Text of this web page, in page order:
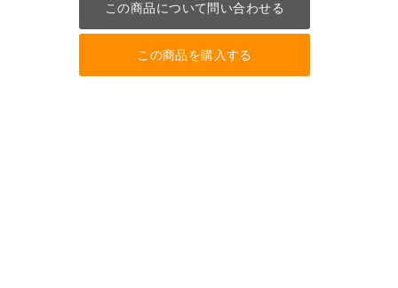
この商品について問い合わせる
この商品を購入する